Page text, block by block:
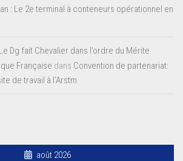
: Le 2e terminal à conteneurs opérationnel en
Dg fait Chevalier dans l’ordre du Mérite
Française dans Convention de partenariat:
de travail à l’Arstm
août 2026